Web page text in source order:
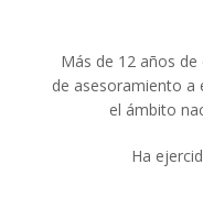
Más de 12 años
de asesoramiento a
el ámbito
Ha